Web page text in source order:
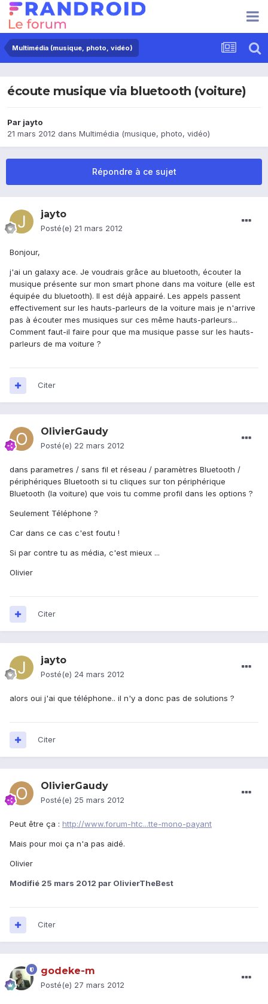
Multimédia (musique, photo, vidéo)
écoute musique via bluetooth (voiture)
Par jayto
21 mars 2012 dans Multimédia (musique, photo, vidéo)
Répondre à ce sujet
jayto
Posté(e) 21 mars 2012
Bonjour,
j'ai un galaxy ace. Je voudrais grâce au bluetooth, écouter la
musique présente sur mon smart phone dans ma voiture (elle est
équipée du bluetooth). Il est déjà appairé. Les appels passent
effectivement sur les hauts-parleurs de la voiture mais je n'arrive
pas à écouter mes musiques sur ces même hauts-parleurs...
Comment faut-il faire pour que ma musique passe sur les hauts-
parleurs de ma voiture ?
Citer
OlivierGaudy
Posté(e) 22 mars 2012
dans parametres / sans fil et réseau / paramètres Bluetooth /
périphériques Bluetooth si tu cliques sur ton périphérique
Bluetooth (la voiture) que vois tu comme profil dans les options ?
Seulement Téléphone ?
Car dans ce cas c'est foutu !
Si par contre tu as média, c'est mieux ...
Olivier
Citer
jayto
Posté(e) 24 mars 2012
alors oui j'ai que téléphone.. il n'y a donc pas de solutions ?
Citer
OlivierGaudy
Posté(e) 25 mars 2012
Peut être ça : http://www.forum-htc...tte-mono-payant
Mais pour moi ça n'a pas aidé.
Olivier
Modifié 25 mars 2012 par OlivierTheBest
Citer
godeke-m
Posté(e) 27 mars 2012